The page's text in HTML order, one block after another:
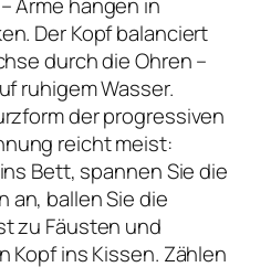
Der Kopf balanciert
durch die Ohren –
ruhigem Wasser.
der progressiven
reicht meist:
Bett, spannen Sie die
an, ballen Sie die
zu Fäusten und
Kopf ins Kissen. Zählen